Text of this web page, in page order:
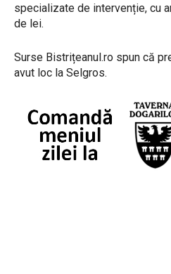
specializate de intervenție, cu
de lei.
Surse Bistrițeanul.ro spun că
avut loc la Selgros.